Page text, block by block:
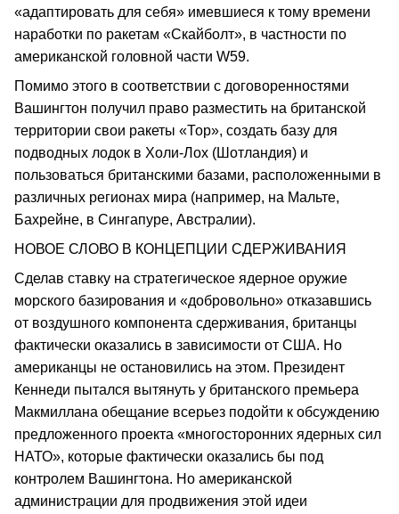
«адаптировать для себя» имевшиеся к тому времени
наработки по ракетам «Скайболт», в частности по
американской головной части W59.
Помимо этого в соответствии с договоренностями
Вашингтон получил право разместить на британской
территории свои ракеты «Тор», создать базу для
подводных лодок в Холи-Лох (Шотландия) и
пользоваться британскими базами, расположенными в
различных регионах мира (например, на Мальте,
Бахрейне, в Сингапуре, Австралии).
НОВОЕ СЛОВО В КОНЦЕПЦИИ СДЕРЖИВАНИЯ
Сделав ставку на стратегическое ядерное оружие
морского базирования и «добровольно» отказавшись
от воздушного компонента сдерживания, британцы
фактически оказались в зависимости от США. Но
американцы не остановились на этом. Президент
Кеннеди пытался вытянуть у британского премьера
Макмиллана обещание всерьез подойти к обсуждению
предложенного проекта «многосторонних ядерных сил
НАТО», которые фактически оказались бы под
контролем Вашингтона. Но американской
администрации для продвижения этой идеи